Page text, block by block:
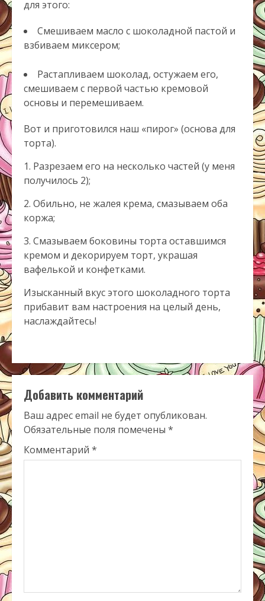
для этого:
Смешиваем масло с шоколадной пастой и
взбиваем миксером;
Растапливаем шоколад, остужаем его,
смешиваем с первой частью кремовой
основы и перемешиваем.
Вот и приготовился наш «пирог» (основа для
торта).
1. Разрезаем его на несколько частей (у меня
получилось 2);
2. Обильно, не жалея крема, смазываем оба
коржа;
3. Смазываем боковины торта оставшимся
кремом и декорируем торт, украшая
вафелькой и конфетками.
Изысканный вкус этого шоколадного торта
прибавит вам настроения на целый день,
наслаждайтесь!
Добавить комментарий
Ваш адрес email не будет опубликован.
Обязательные поля помечены *
Комментарий *